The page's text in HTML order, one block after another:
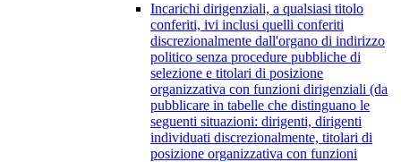
Incarichi dirigenziali, a qualsiasi titolo
conferiti, ivi inclusi quelli conferiti
discrezionalmente dall'organo di indirizzo
politico senza procedure pubbliche di
selezione e titolari di posizione
organizzativa con funzioni dirigenziali (da
pubblicare in tabelle che distinguano le
seguenti situazioni: dirigenti, dirigenti
individuati discrezionalmente, titolari di
posizione organizzativa con funzioni